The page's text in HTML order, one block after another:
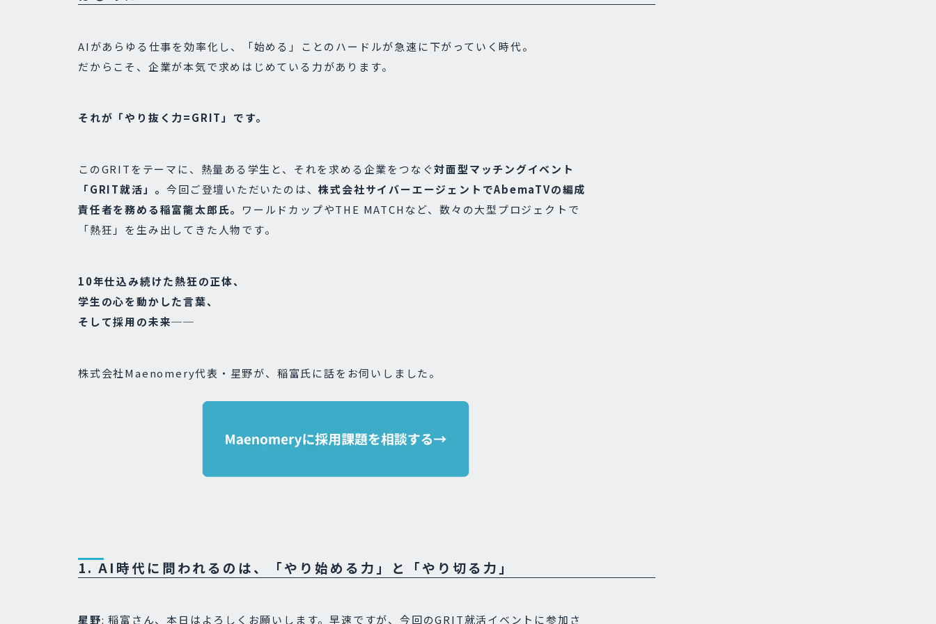
AIがあらゆる仕事を効率化し、「始める」ことのハードルが急速に下がっていく時代。
だからこそ、企業が本気で求めはじめている力があります。
それが「やり抜く力=GRIT」です。
このGRITをテーマに、熱量ある学生と、それを求める企業をつなぐ対面型マッチングイベント
「GRIT就活」。今回ご登壇いただいたのは、株式会社サイバーエージェントでAbemaTVの編成
責任者を務める稲富龍太郎氏。 ワールドカップやTHE MATCHなど、数々の大型プロジェクトで
「熱狂」を生み出してきた人物です。
10年仕込み続けた熱狂の正体、
学生の心を動かした言葉、
そして採用の未来──
株式会社Maenomery代表・星野が、稲富氏に話をお伺いしました。
1. AI時代に問われるのは、「やり始める力」と「やり切る力」
星野: 稲富さん、本日はよろしくお願いします。早速ですが、今回のGRIT就活イベントに参加さ